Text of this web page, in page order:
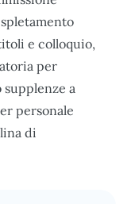
e colloquio,
per
a
personale
di